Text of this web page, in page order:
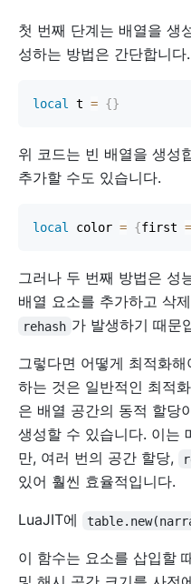
첫 번째 단계는 배열을 생
성하는 방법은 간단합니다.
local t = {}
위 코드는 빈 배열을 생성
추가할 수도 있습니다.
local color = {first =
그러나 두 번째 방법은 성
배열 요소를 추가하고 삭
rehash 가 발생하기 때문
그렇다면 어떻게 최적화
하는 것은 일반적인 최적
은 배열 공간의 동적 할당
생성할 수 있습니다. 이는
만, 여러 번의 공간 할당,
있어 훨씬 효율적입니다.
LuaJIT에
이 함수는 요소를 삽입할